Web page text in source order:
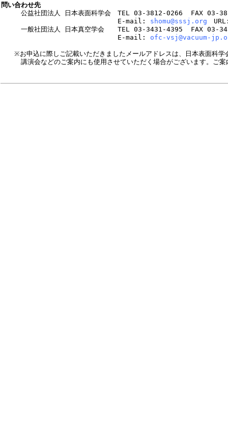
問い合わせ先
公益社団法人 日本表面科学会　TEL 03-3812-0266  FAX 03-
E-mail: shomu@sssj.org
一般社団法人 日本真空学会　　TEL 03-3431-4395  FAX 03-
E-mail: ofc-vsj@vacuum-
※お申込に際しご記載いただきましたメールアドレスは、日本表面科学
講演会などのご案内にも使用させていただく場合がございます。ご案